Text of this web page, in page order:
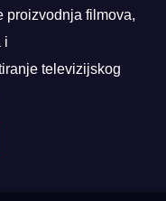
proizvodnja filmova,
i
televizijskog